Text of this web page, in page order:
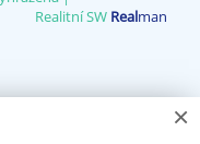
Realitní SW Realman
×